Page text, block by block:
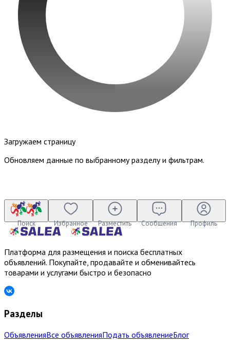
Загружаем страницу
Обновляем данные по выбранному разделу и фильтрам.
Поиск Избранное Разместить Сообщения Профиль
Платформа для размещения и поиска бесплатных
объявлений. Покупайте, продавайте и обменивайтесь
товарами и услугами быстро и безопасно
Разделы
ОбъявленияВсе объявленияПодать объявлениеБлог